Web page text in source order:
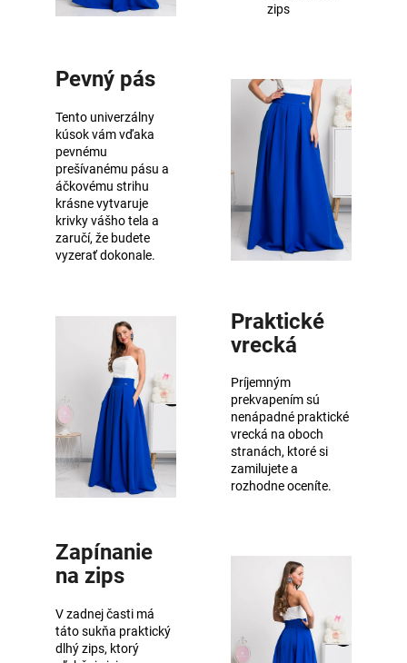
zips
Pevný pás
Tento univerzálny
kúsok vám vďaka
pevnému
prešívanému pásu a
áčkovému strihu
krásne vytvaruje
krivky vášho tela a
zaručí, že budete
vyzerať dokonale.
Praktické
vrecká
Príjemným
prekvapením sú
nenápadné praktické
vrecká na oboch
stranách, ktoré si
zamilujete a
rozhodne oceníte.
Zapínanie
na zips
V zadnej časti má
táto sukňa praktický
dlhý zips, ktorý